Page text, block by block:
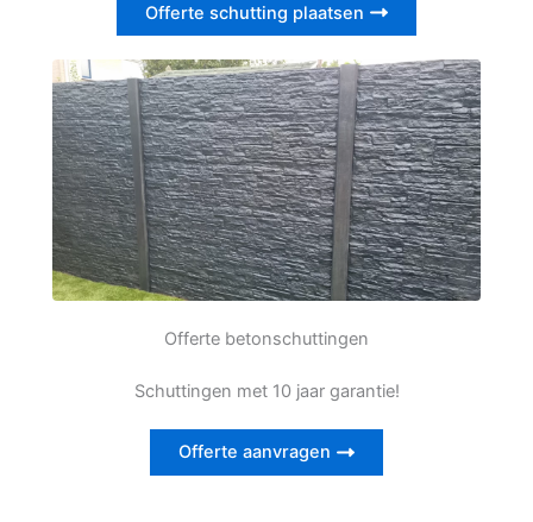
Offerte schutting plaatsen
Offerte betonschuttingen
Schuttingen met 10 jaar garantie!
Offerte aanvragen